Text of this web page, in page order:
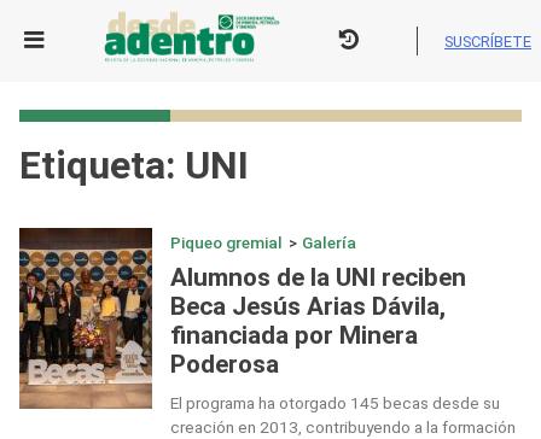
SUSCRÍBETE
Etiqueta: UNI
Piqueo gremial > Galería
Alumnos de la UNI reciben
Beca Jesús Arias Dávila,
financiada por Minera
Poderosa
El programa ha otorgado 145 becas desde su
creación en 2013, contribuyendo a la formación